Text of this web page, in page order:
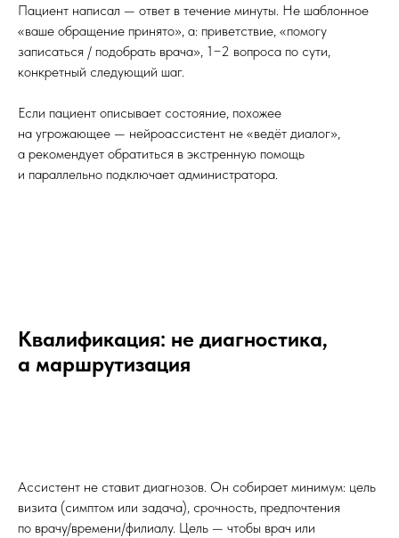
Пациент написал — ответ в течение минуты. Не шаблонное
«ваше обращение принято», а: приветствие, «помогу
записаться / подобрать врача», 1−2 вопроса по сути,
конкретный следующий шаг.
Если пациент описывает состояние, похожее
на угрожающее — нейроассистент не «ведёт диалог»,
а рекомендует обратиться в экстренную помощь
и параллельно подключает администратора.
Квалификация: не диагностика,
а маршрутизация
Ассистент не ставит диагнозов. Он собирает минимум: цель
визита (симптом или задача), срочность, предпочтения
по врачу/времени/филиалу. Цель — чтобы врач или